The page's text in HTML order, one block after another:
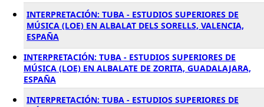
INTERPRETACIÓN: TUBA - ESTUDIOS SUPERIORES DE
MÚSICA (LOE) EN ALBALAT DELS SORELLS, VALENCIA,
ESPAÑA
INTERPRETACIÓN: TUBA - ESTUDIOS SUPERIORES DE
MÚSICA (LOE) EN ALBALATE DE ZORITA, GUADALAJARA,
ESPAÑA
INTERPRETACIÓN: TUBA - ESTUDIOS SUPERIORES DE